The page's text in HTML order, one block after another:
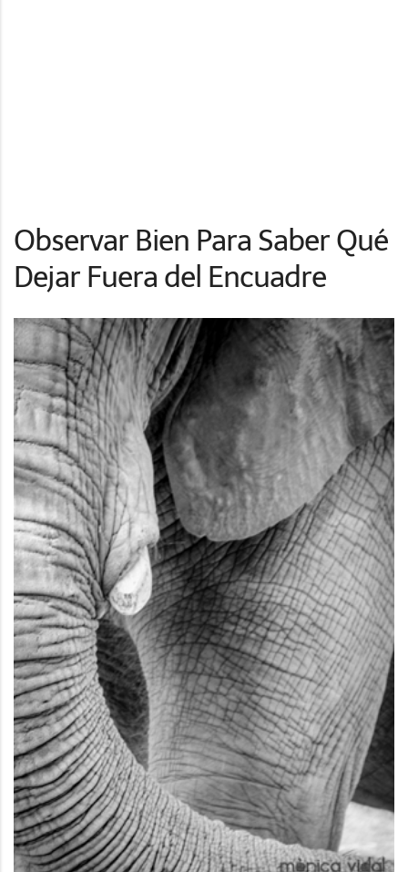
Observar Bien Para Saber Qué
Dejar Fuera del Encuadre